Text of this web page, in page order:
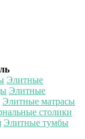
Элитные
Элитные
Элитные матрасы
столики
Элитные тумбы